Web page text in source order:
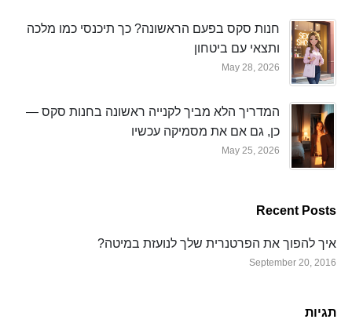
חנות סקס בפעם הראשונה? כך תיכנסי כמו מלכה
ותצאי עם ביטחון
May 28, 2026
המדריך הלא מביך לקנייה ראשונה בחנות סקס —
כן, גם אם את מסמיקה עכשיו
May 25, 2026
Recent Posts
איך להפוך את הפרטנרית שלך לנועזת במיטה?
September 20, 2016
תגיות